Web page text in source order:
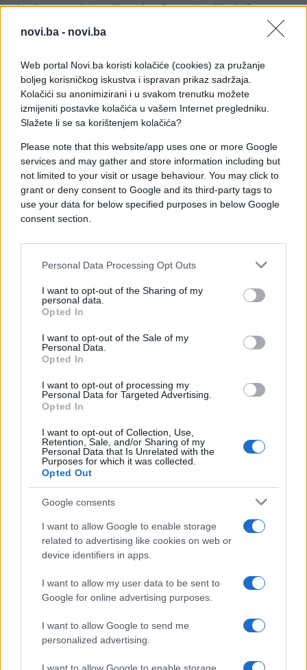
novi.ba - novi.ba
Web portal Novi.ba koristi kolačiće (cookies) za pružanje
boljeg korisničkog iskustva i ispravan prikaz sadržaja.
Kolačići su anonimizirani i u svakom trenutku možete
izmijeniti postavke kolačića u vašem Internet pregledniku.
Slažete li se sa korištenjem kolačića?
Please note that this website/app uses one or more Google
services and may gather and store information including but
not limited to your visit or usage behaviour. You may click to
grant or deny consent to Google and its third-party tags to
use your data for below specified purposes in below Google
consent section.
Personal Data Processing Opt Outs
I want to opt-out of the Sharing of my
personal data.
Opted In
I want to opt-out of the Sale of my
Personal Data.
Opted In
I want to opt-out of processing my
Personal Data for Targeted Advertising.
Opted In
I want to opt-out of Collection, Use,
Retention, Sale, and/or Sharing of my
Personal Data that Is Unrelated with the
Purposes for which it was collected.
Opted Out
Google consents
I want to allow Google to enable storage
related to advertising like cookies on web or
device identifiers in apps.
I want to allow my user data to be sent to
Google for online advertising purposes.
I want to allow Google to send me
personalized advertising.
visokog predstavnika u implementaciji civilnog
dijela sporazuma, a evropski put je pitanje
Dodik je dodao da je OHR trebao biti ukinut još
ranije te da bi, kako tvrdi, tada brojni politički
dogovori bili lakše postignuti.
- Soreka očigledno ima druge planove, ne da gradi,
već da razgrađuje. Da manipuliše i obmanjuje tako
što nametanje zakona od strane Kristijana Šmita
smatra vladavinom prava - rekao je Dodik.
#DODIK #LUIGI SORECA